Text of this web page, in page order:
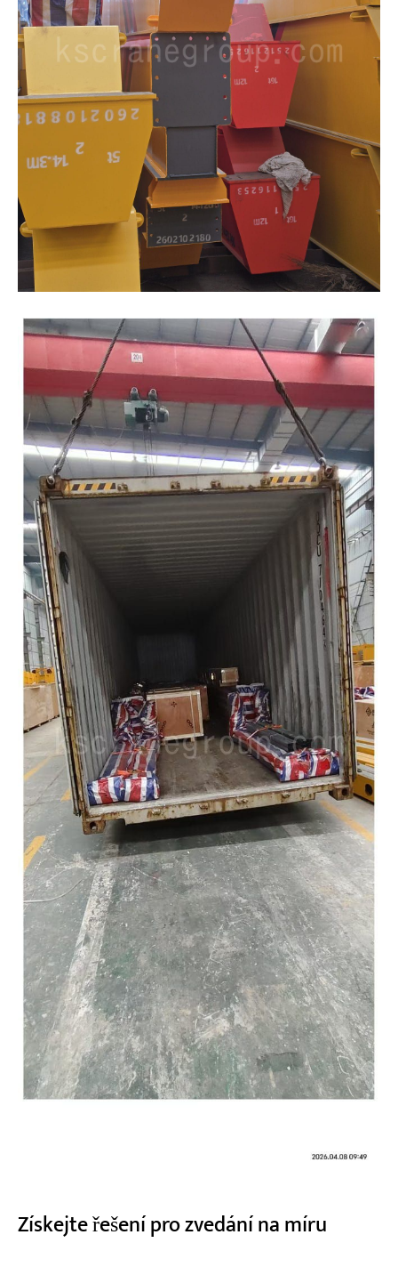
Získejte řešení pro zvedání na míru